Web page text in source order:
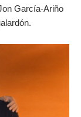
García-Ariño